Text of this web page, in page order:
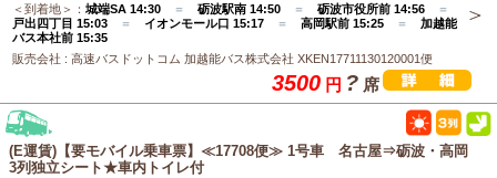
＜到着地＞： 城端SA 14:30 ＝ 砺波駅南 14:50 ＝ 砺波市役所前 14:56 ＝
戸出四丁目 15:03 ＝ イオンモール口 15:17 ＝ 高岡駅前 15:25 ＝ 加越能
バス本社前 15:35
販売会社 : 高速バスドットコム 加越能バス株式会社 XKEN17711130120001便
3500 円 ? 席
(E運賃)【要モバイル乗車票】≪17708便≫ 1号車 名古屋⇒砺波・高岡
3列独立シート★車内トイレ付